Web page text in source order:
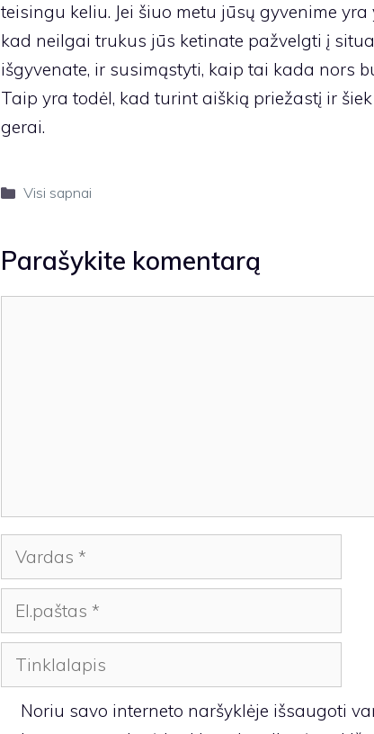
teisingu keliu. Jei šiuo metu jūsų gyvenime
kad neilgai trukus jūs ketinate pažvelgti į
išgyvenate, ir susimąstyti, kaip tai kada nors
Taip yra todėl, kad turint aiškią priežastį ir
gerai.
Kategorijos
Visi sapnai
Parašykite komentarą
Vardas
El.paštas
Tinklalapis
Noriu savo interneto naršyklėje išsaugoti